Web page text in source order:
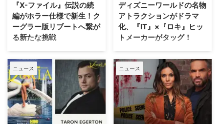
『X-ファイル』伝説の続
編がホラー仕様で新生！ク
ーグラー版リブートへ繋が
る新たな挑戦
SFサスペンスの金字塔『X-ファ
イル』の劇場版第2作『X-ファイ
ル：真実を求めて』が、18年の時
を経て、クリス・カーター監督の
手によるよりダークなディレクタ
ーズ・カット版として遂に日の目
を浴びることが決定した。 18年
の時を経て明かされる『X-ファイ
ディズニーワールドの名物
アトラクションがドラマ
化、『IT』×『ロキ』ヒッ
トメーカーがタッグ！
Disney+が、ウォルト・ディズニ
ー・ワールド（WDW）のパーク
EPCOTを代表する大人気アトラ
クションに着想を得たドラマ作品
『Spaceship Earth（原題）』の
パイロット版を発注した。 ディ
ズニーワールドのシンボルが実写
ドラマ化へ！ 製作を手掛けるの
ニュース ニュース